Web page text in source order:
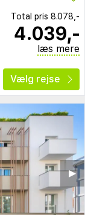
Total pris 8.078,-
4.039,-
læs mere
Vælg rejse
▶︎